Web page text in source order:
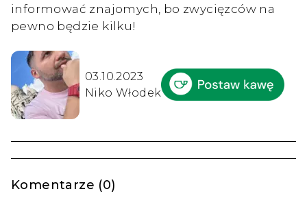
informować znajomych, bo zwycięzców na
pewno będzie kilku!
03.10.2023
Niko Włodek
Komentarze (0)